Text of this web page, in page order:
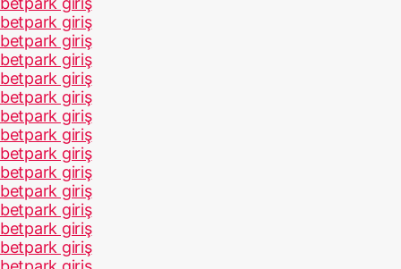
betpark giriş
betpark giriş
betpark giriş
betpark giriş
betpark giriş
betpark giriş
betpark giriş
betpark giriş
betpark giriş
betpark giriş
betpark giriş
betpark giriş
betpark giriş